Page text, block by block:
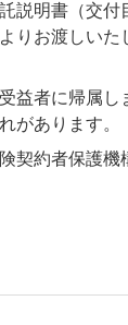
説明書（交
りお渡しい
益者に帰属
があります。
契約者保護